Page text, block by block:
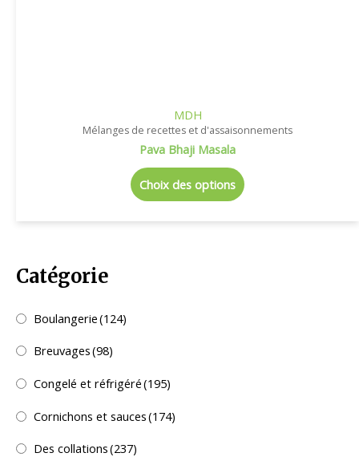
Catégorie
Boulangerie(124)
Breuvages(98)
Congelé et réfrigéré(195)
Cornichons et sauces(174)
Des collations(237)
MDH
Mélanges de recettes et d'assaisonnements
Pava Bhaji Masala
Choix des options